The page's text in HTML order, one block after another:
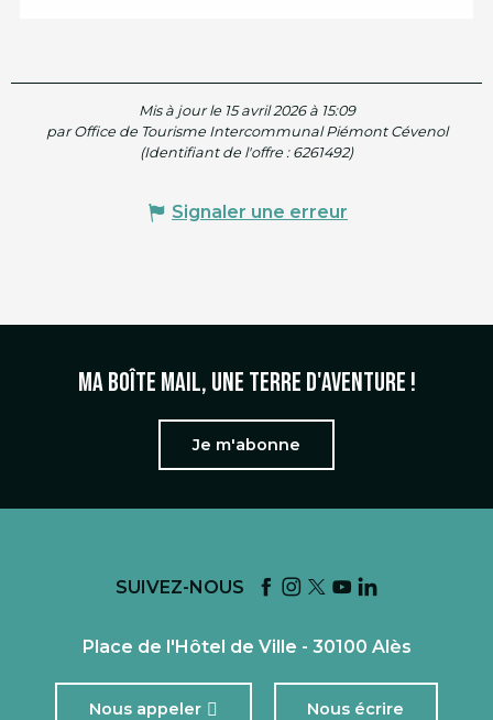
Mis à jour le 15 avril 2026 à 15:09
par Office de Tourisme Intercommunal Piémont Cévenol
(Identifiant de l'offre : 6261492)
Signaler une erreur
Ma boîte mail, une terre d'aventure !
Je m'abonne
SUIVEZ-NOUS
Place de l'Hôtel de Ville - 30100 Alès
Nous appeler Nous écrire